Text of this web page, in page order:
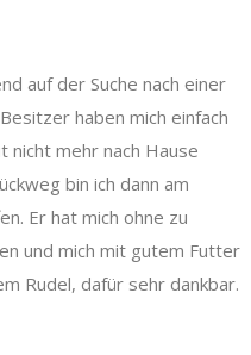
auf der Suche nach einer
haben mich einfach
nicht mehr nach Hause
bin ich dann am
Er hat mich ohne zu
und mich mit gutem Futter
Rudel, dafür sehr dankbar.